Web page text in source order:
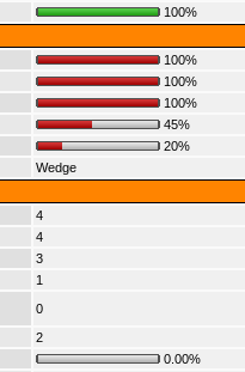
100%
100%
100%
100%
45%
20%
Wedge
4
4
3
1
0
2
0.00%